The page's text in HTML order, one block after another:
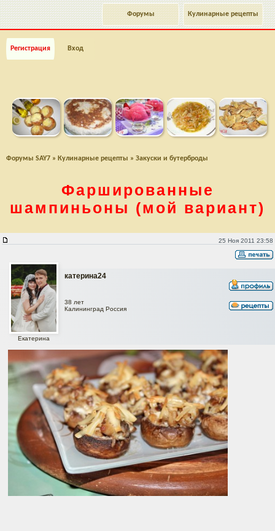
Кулинарные рецепты
Форумы
Регистрация Вход
Форумы SAY7 » Кулинарные рецепты » Закуски и бутерброды
Фаршированные
шампиньоны (мой вариант)
25 Ноя 2011 23:58
катерина24
Екатерина
38 лет
Калининград Россия